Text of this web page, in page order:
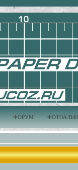
ФОРУМ